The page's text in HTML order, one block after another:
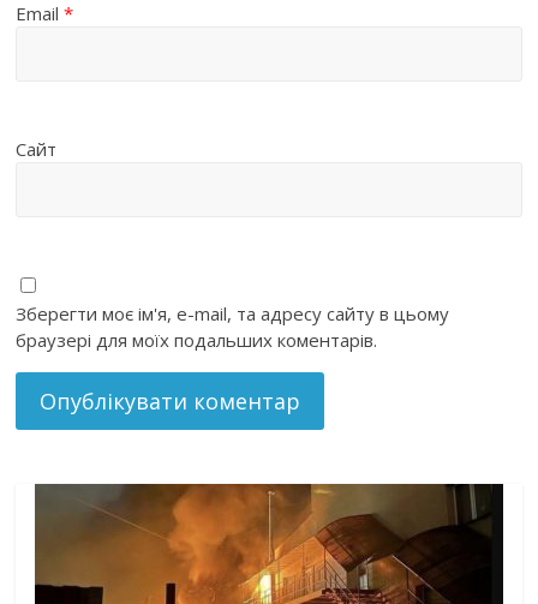
Email*
Сайт
Зберегти моє ім'я, e-mail, та адресу сайту в цьому
браузері для моїх подальших коментарів.